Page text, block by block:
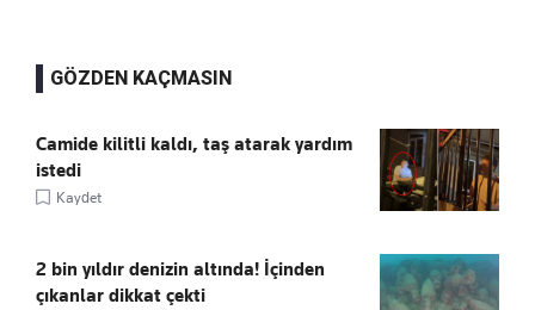
GÖZDEN KAÇMASIN
Camide kilitli kaldı, taş atarak yardım
istedi
Kaydet
2 bin yıldır denizin altında! İçinden
çıkanlar dikkat çekti